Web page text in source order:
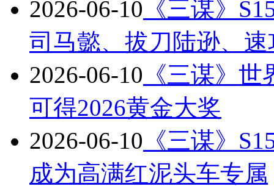
2026-06-10 《三谋》
司马懿、拔刀陆逊、
2026-06-10 《三谋》
可得2026黄金大奖
2026-06-10 《三谋》
成为高满红泥头车专属